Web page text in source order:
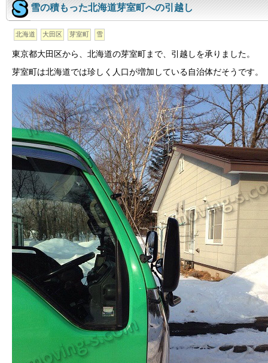
雪の積もった北海道芽室町への引越し
北海道 大田区 芽室町 雪
東京都大田区から、北海道の芽室町まで、引越しを承りました。
芽室町は北海道では珍しく人口が増加している自治体だそうです。